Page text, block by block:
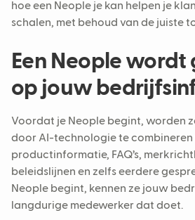
hoe een Neople je kan helpen je
schalen, met behoud van de juiste
Een Neople wordt
op jouw
Voordat je Neople begint, worden
door AI-technologie te combineren
productinformatie, FAQ’s,
beleidslijnen en zelfs eerdere
Neople begint, kennen ze jouw
langdurige medewerker dat doet.